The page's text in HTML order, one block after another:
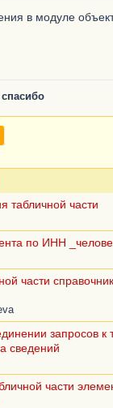
в модуле
спасибо
табличной части
по ИНН
части
запросов к
сведений
части